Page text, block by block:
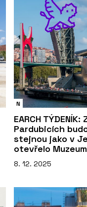
N
EARCH
Pardubicích
stejnou jako v
otevřelo
8. 12. 2025